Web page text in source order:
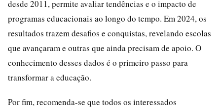
desde 2011, permite avaliar tendências e o impacto de
programas educacionais ao longo do tempo. Em 2024, os
resultados trazem desafios e conquistas, revelando escolas
que avançaram e outras que ainda precisam de apoio. O
conhecimento desses dados é o primeiro passo para
transformar a educação.
Por fim, recomenda-se que todos os interessados